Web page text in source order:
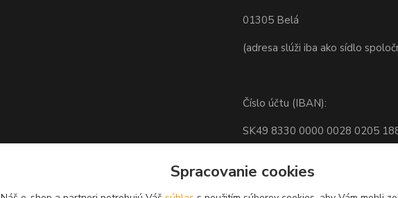
01305 Belá
(adresa slúži iba ako sídlo
Číslo účtu (IBAN):
SK49 8330 0000 0028 0205
Spracovanie cookies